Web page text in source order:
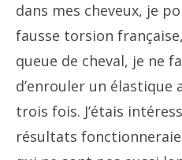
dans mes cheveux, je
fausse torsion
queue de cheval, je ne
d’enrouler un élastique
trois fois. J’étais
résultats